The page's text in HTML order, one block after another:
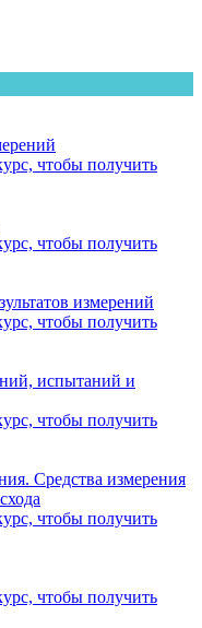
чтобы получить
чтобы получить
измерений
чтобы получить
испытаний и
чтобы получить
Средства измерения
чтобы получить
чтобы получить